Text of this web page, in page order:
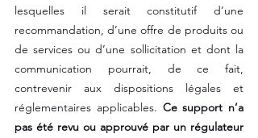
lesquelles il serait constitutif d’une
recommandation, d’une offre de produits ou
de services ou d’une sollicitation et dont la
communication pourrait, de ce fait,
contrevenir aux dispositions légales et
réglementaires applicables. Ce support n’a
pas été revu ou approuvé par un régulateur